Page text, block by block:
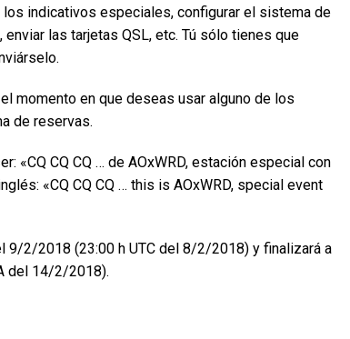
indicativos especiales, configurar el sistema de
las tarjetas QSL, etc. Tú sólo tienes que
momento en que deseas usar alguno de los
de reservas.
«CQ CQ CQ … de AOxWRD, estación especial con
«CQ CQ CQ … this is AOxWRD, special event
9/2/2018 (23:00 h UTC del 8/2/2018) y finalizará a
del 14/2/2018).